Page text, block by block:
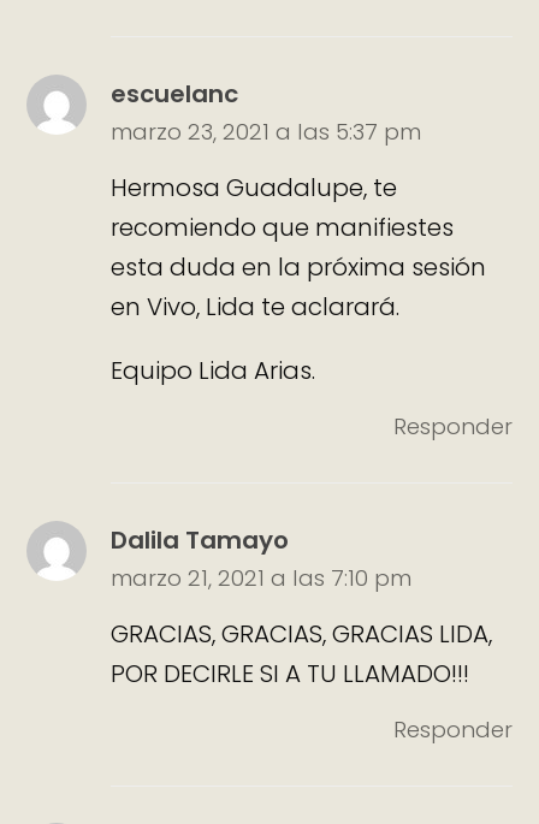
escuelanc
marzo 23, 2021 a las 5:37 pm
Hermosa Guadalupe, te
recomiendo que manifiestes
esta duda en la próxima sesión
en Vivo, Lida te aclarará.
Equipo Lida Arias.
Responder
Dalila Tamayo
marzo 21, 2021 a las 7:10 pm
GRACIAS, GRACIAS, GRACIAS LIDA,
POR DECIRLE SI A TU LLAMADO!!!
Responder